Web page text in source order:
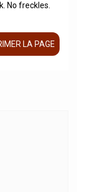
No freckles.
LA PAGE